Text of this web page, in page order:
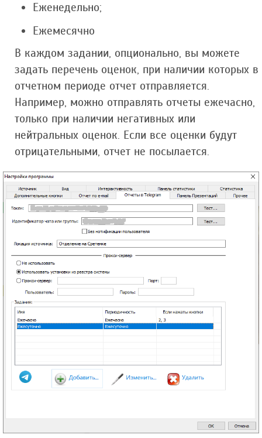
Еженедельно;
Ежемесячно
В каждом задании, опционально, вы можете
задать перечень оценок, при наличии которых в
отчетном периоде отчет отправляется.
Например, можно отправлять отчеты ежечасно,
только при наличии негативных или
нейтральных оценок. Если все оценки будут
отрицательными, отчет не посылается.